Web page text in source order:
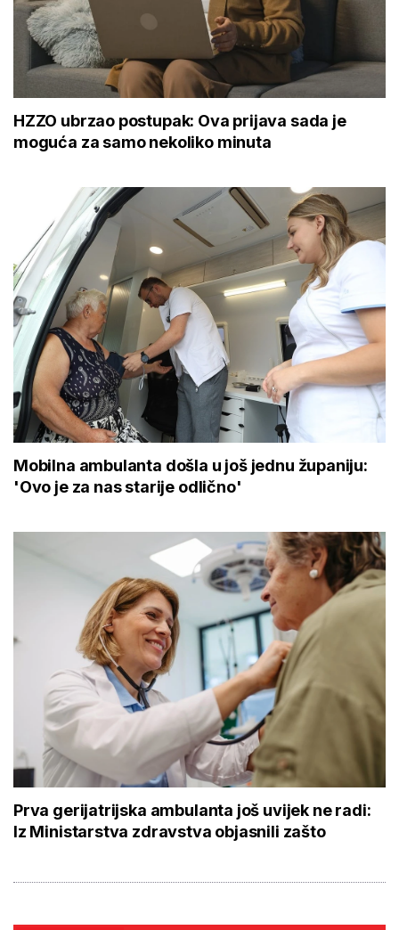
HZZO ubrzao postupak: Ova prijava sada je
moguća za samo nekoliko minuta
Mobilna ambulanta došla u još jednu županiju:
'Ovo je za nas starije odlično'
Prva gerijatrijska ambulanta još uvijek ne radi:
Iz Ministarstva zdravstva objasnili zašto